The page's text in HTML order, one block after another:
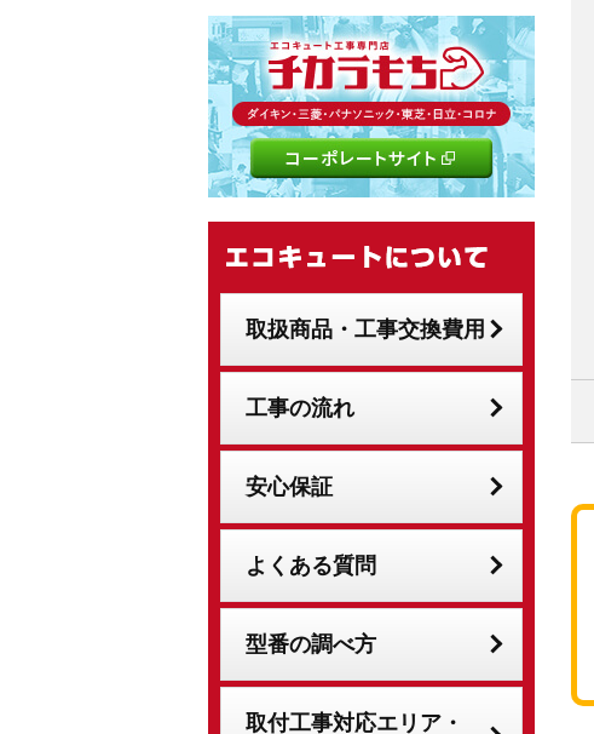
取扱商品・工事交換費用
工事の流れ
安心保証
よくある質問
型番の調べ方
取付工事対応エリア・